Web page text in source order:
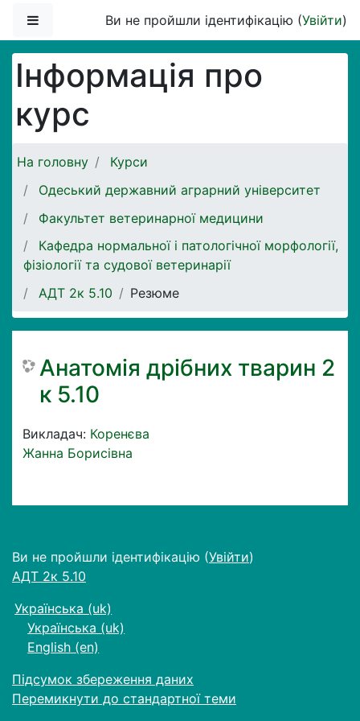
Бокова панельВи не пройшли ідентифікацію (Увійти)
Інформація про
курс
На головну
Курси
Одеський державний аграрний університет
Факультет ветеринарної медицини
Кафедра нормальної і патологічної морфології,
фізіології та судової ветеринарії
АДТ 2к 5.10
Резюме
Анатомія дрібних тварин 2
к 5.10
Викладач: Коренєва
Жанна Борисівна
Ви не пройшли ідентифікацію (Увійти)
АДТ 2к 5.10
Українська ‎(uk)‎
Українська ‎(uk)‎
English ‎(en)‎
Підсумок збереження даних
Перемикнути до стандартної теми